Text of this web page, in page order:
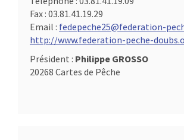
Fax : 03.81.41.19.29
Email : fedepeche25@federation-
http://www.federation-peche-
Président : Philippe GROSSO
20268 Cartes de Pêche